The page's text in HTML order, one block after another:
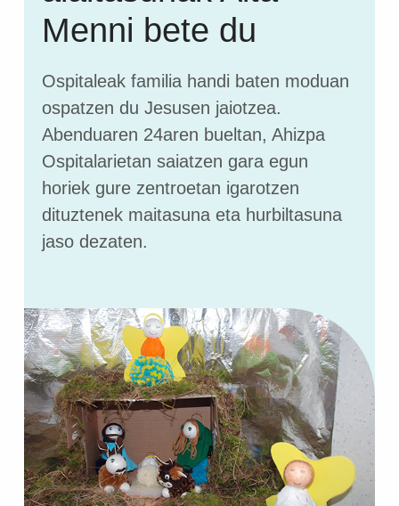
Menni bete du
Ospitaleak familia handi baten moduan
ospatzen du Jesusen jaiotzea.
Abenduaren 24aren bueltan, Ahizpa
Ospitalarietan saiatzen gara egun
horiek gure zentroetan igarotzen
dituztenek maitasuna eta hurbiltasuna
jaso dezaten.